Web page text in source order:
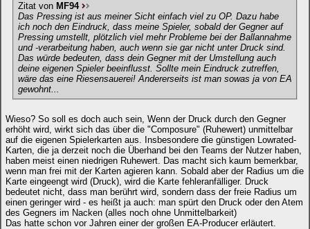
Zitat von MF94
Das Pressing ist aus meiner Sicht einfach viel zu OP. Dazu habe
ich noch den Eindruck, dass meine Spieler, sobald der Gegner auf
Pressing umstellt, plötzlich viel mehr Probleme bei der Ballannahme
und -verarbeitung haben, auch wenn sie gar nicht unter Druck sind.
Das würde bedeuten, dass dein Gegner mit der Umstellung auch
deine eigenen Spieler beeinflusst. Sollte mein Eindruck zutreffen,
wäre das eine Riesensauerei! Andererseits ist man sowas ja von EA
gewohnt...
Wieso? So soll es doch auch sein, Wenn der Druck durch den Gegner
erhöht wird, wirkt sich das über die "Composure" (Ruhewert) unmittelbar
auf die eigenen Spielerkarten aus. Insbesondere die günstigen Lowrated-
Karten, die ja derzeit noch die Überhand bei den Teams der Nutzer haben,
haben meist einen niedrigen Ruhewert. Das macht sich kaum bemerkbar,
wenn man frei mit der Karten agieren kann. Sobald aber der Radius um die
Karte eingeengt wird (Druck), wird die Karte fehleranfälliger. Druck
bedeutet nicht, dass man berührt wird, sondern dass der freie Radius um
einen geringer wird - es heißt ja auch: man spürt den Druck oder den Atem
des Gegners im Nacken (alles noch ohne Unmittelbarkeit)
Das hatte schon vor Jahren einer der großen EA-Producer erläutert.